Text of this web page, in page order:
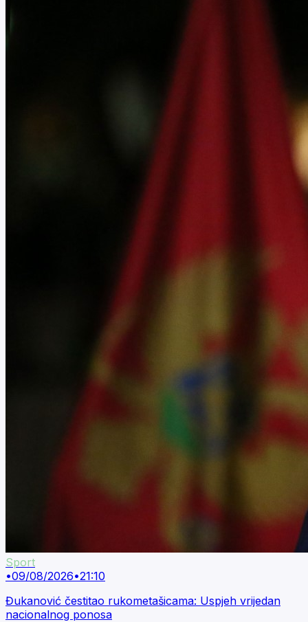
Sport
•09/08/2026•21:10
Đukanović čestitao rukometašicama: Uspjeh vrijedan
nacionalnog ponosa